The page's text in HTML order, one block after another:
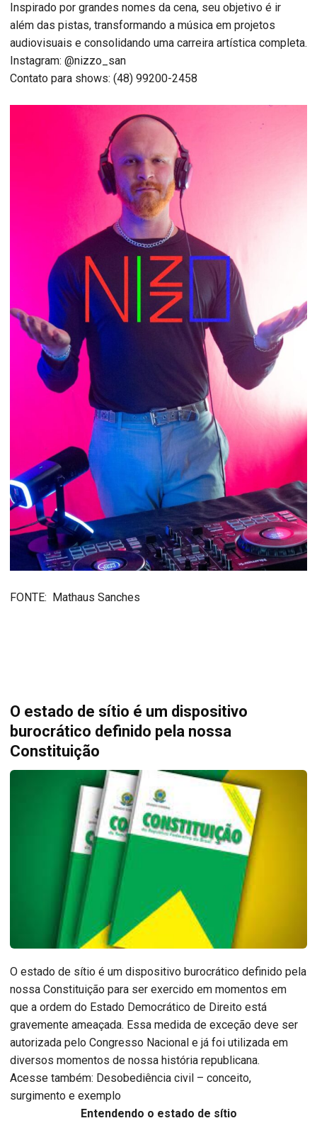
Inspirado por grandes nomes da cena, seu objetivo é ir
além das pistas, transformando a música em projetos
audiovisuais e consolidando uma carreira artística completa.
Instagram: @nizzo_san
Contato para shows: (48) 99200-2458
FONTE: Mathaus Sanches
O estado de sítio é um dispositivo
burocrático definido pela nossa
Constituição
O estado de sítio é um dispositivo burocrático definido pela
nossa Constituição para ser exercido em momentos em
que a ordem do Estado Democrático de Direito está
gravemente ameaçada. Essa medida de exceção deve ser
autorizada pelo Congresso Nacional e já foi utilizada em
diversos momentos de nossa história republicana.
Acesse também: Desobediência civil – conceito,
surgimento e exemplo
Entendendo o estado de sítio